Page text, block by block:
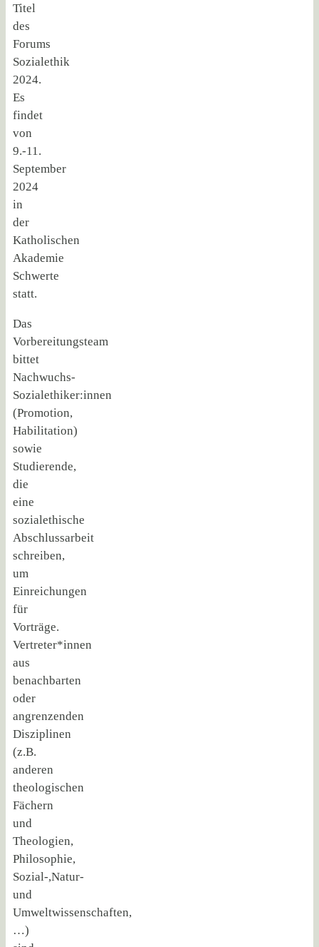
Titel
des
Forums
Sozialethik
2024.
Es
findet
von
9.-11.
September
2024
in
der
Katholischen
Akademie
Schwerte
statt.
Das
Vorbereitungsteam
bittet
Nachwuchs-
Sozialethiker:innen
(Promotion,
Habilitation)
sowie
Studierende,
die
eine
sozialethische
Abschlussarbeit
schreiben,
um
Einreichungen
für
Vorträge.
Vertreter*innen
aus
benachbarten
oder
angrenzenden
Disziplinen
(z.B.
anderen
theologischen
Fächern
und
Theologien,
Philosophie,
Sozial-,Natur-
und
Umweltwissenschaften,
…)